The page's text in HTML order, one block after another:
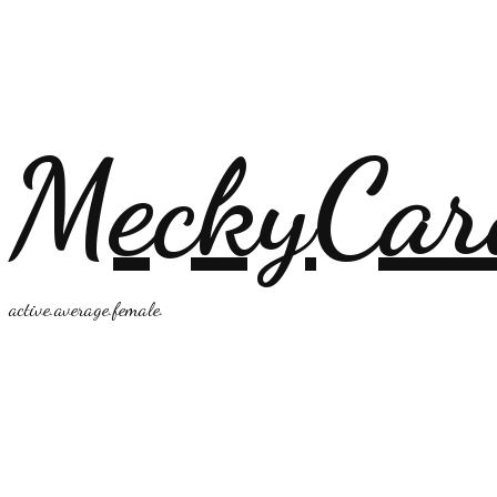
active.average.female.